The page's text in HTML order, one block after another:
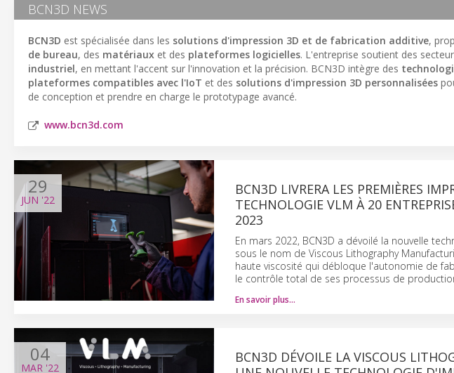
BCN3D NEWS
BCN3D est spécialisée dans les solutions d'impression 3D et de fabrication additive,
de bureau, des matériaux et des plateformes logicielles. L'entreprise soutient des
industriel, en mettant l'accent sur l'innovation et la précision. BCN3D intègre des
plateformes compatibles avec l'IoT et des solutions d'impression 3D personnalisées
de conception et prendre en charge le prototypage avancé.
www.bcn3d.com
29
JUN '22
BCN3D LIVRERA LES PREMIÈRES
TECHNOLOGIE VLM À 20
2023
En mars 2022, BCN3D a dévoilé la nouvelle
sous le nom de Viscous Lithography
haute viscosité qui débloque l'autonomie de
le contrôle total de ses processus de
En savoir plus…
04
MAR '22
BCN3D DÉVOILE LA VISCOUS